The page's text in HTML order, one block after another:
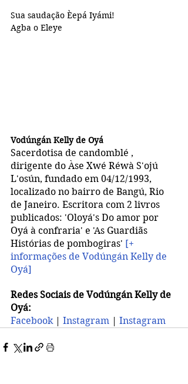
Sua saudação Èepá Iyámi!
Agba o Eleye
Vodúngán Kelly de Oyá
Sacerdotisa de candomblé ,
dirigente do Àse Xwé Réwà S'ojú
L'osún, fundado em 04/12/1993,
localizado no bairro de Bangú, Rio
de Janeiro. Escritora com 2 livros
publicados: 'Oloyá's Do amor por
Oyá à confraria' e 'As Guardiãs
Histórias de pombogiras' [+
informações de Vodúngán Kelly de
Oyá]
Redes Sociais de Vodúngán Kelly de
Oyá:
Facebook | Instagram | Instagram